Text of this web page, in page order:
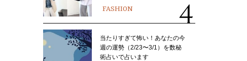
FASHION
当たりすぎて怖い！あなたの今
週の運勢（2/23〜3/1）を数秘
術占いで占います